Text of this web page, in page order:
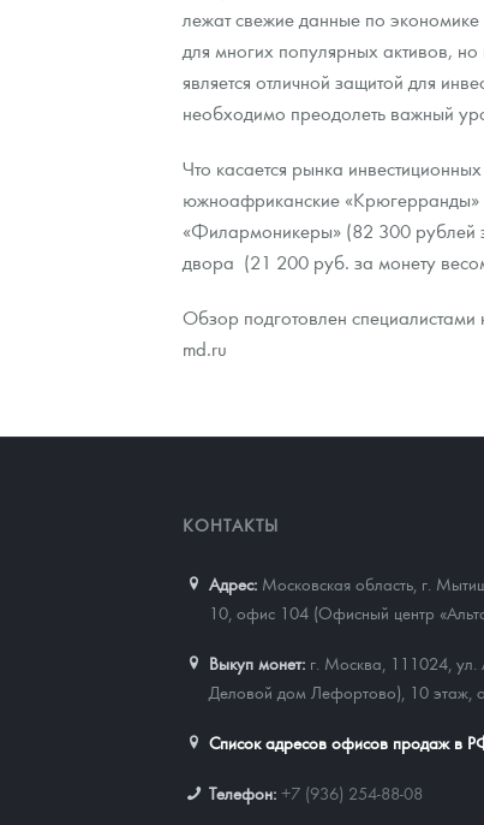
Золотой червонец Сеятель
Золотые слитки
Аксессуары
Гарри Поттер
Год Лошади
Флот: ледоколы и корабли
Золотая карманная галерея
Наборы подарочных и коллекционных
Книги по нумизматике
Выкуп монет
Выкуп серебряных монет
Вопрос - ответ
Памятка для работы с монетами из
Условия возврата
Монеты
Политика конфиденциальности
Распродажа монет и жетонов
Итоги 2025 года. Прогноз курсов
Cтатьи
Георгий Победоносец - динамика цен
Курс золота и серебра
Лом выкуп
Скупка слитков
Контакты
О нас
Наши преимущества
Письмо директору
Пресс-служба
лежат свежие данные по
для многих популярных активов,
является отличной защитой для
необходимо преодолеть важный
Что касается рынка
южноафриканские «Крюгерранды»
«Филармоникеры» (82 300 рублей
двора (21 200 руб. за монету
Обзор подготовлен
md.ru
КОНТАКТЫ
Адрес: Московская область, г.
10, офис 104 (Офисный центр
Выкуп монет: г. Москва, 111024, ул.
Деловой дом Лефортово), 10 этаж,
Список адресов офисов продаж в
Телефон: +7 (936) 254-88-08